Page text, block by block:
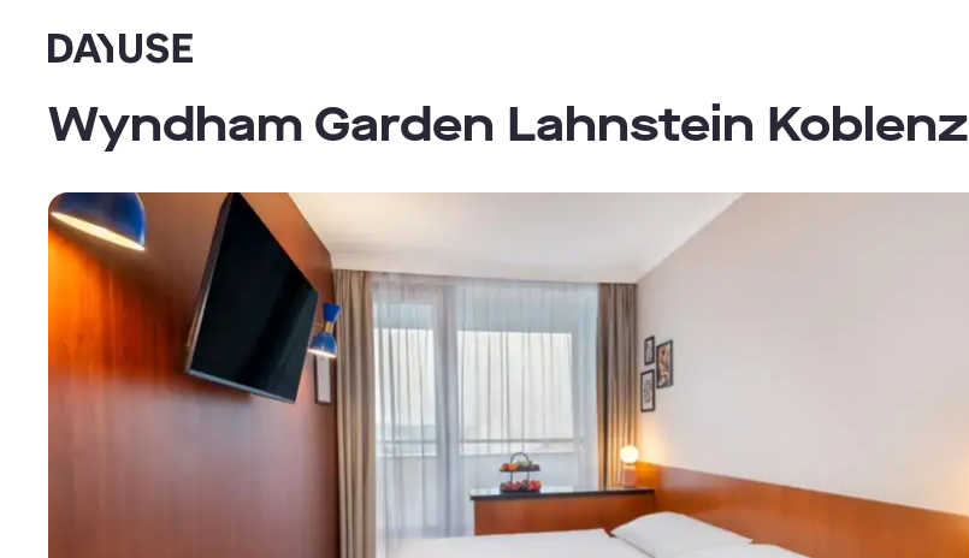
Dayuse
Wyndham Garden Lahnstein Koblenz